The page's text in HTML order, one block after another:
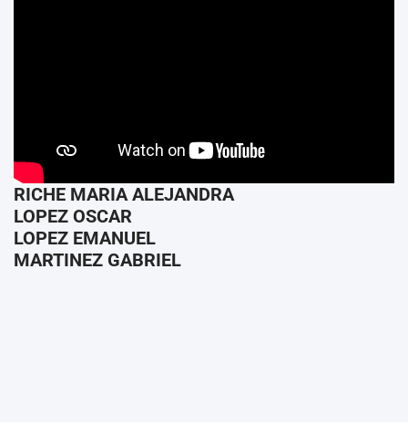
RICHE MARIA ALEJANDRA
LOPEZ OSCAR
LOPEZ EMANUEL
MARTINEZ GABRIEL